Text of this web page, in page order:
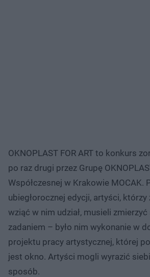
OKNOPLAST FOR ART to konkurs
po raz drugi przez Grupę
Współczesnej w Krakowie MOCAK.
ubiegłorocznej edycji, artyści,
wziąć w nim udział, musieli
zadaniem – było nim wykonanie w
projektu pracy artystycznej, której
jest okno. Artyści mogli wyrazić
sposób.